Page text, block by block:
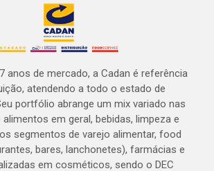
anos de mercado, a Cadan é referência
atendendo a todo o estado de
portfólio abrange um mix variado nas
em geral, bebidas, limpeza e
segmentos de varejo alimentar, food
bares, lanchonetes), farmácias e
em cosméticos, sendo o DEC